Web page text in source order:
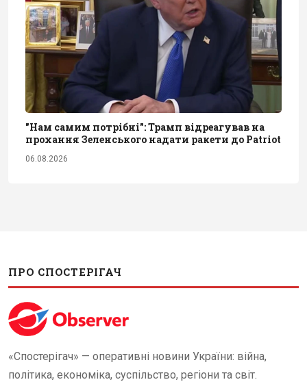
"Нам самим потрібні": Трамп відреагував на
прохання Зеленського надати ракети до Patriot
06.08.2026
ПРО СПОСТЕРІГАЧ
«Спостерігач» — оперативні новини України: війна,
політика, економіка, суспільство, регіони та світ.